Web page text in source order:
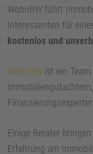
WohnBW führt
Interessenten für
kostenlos und
WohnBW ist ein
Einige Berater
Erfahrung am